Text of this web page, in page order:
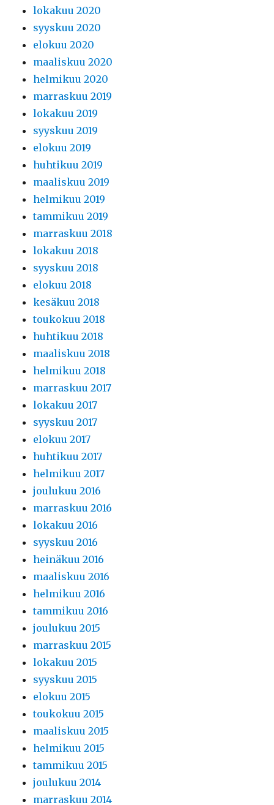
lokakuu 2020
syyskuu 2020
elokuu 2020
maaliskuu 2020
helmikuu 2020
marraskuu 2019
lokakuu 2019
syyskuu 2019
elokuu 2019
huhtikuu 2019
maaliskuu 2019
helmikuu 2019
tammikuu 2019
marraskuu 2018
lokakuu 2018
syyskuu 2018
elokuu 2018
kesäkuu 2018
toukokuu 2018
huhtikuu 2018
maaliskuu 2018
helmikuu 2018
marraskuu 2017
lokakuu 2017
syyskuu 2017
elokuu 2017
huhtikuu 2017
helmikuu 2017
joulukuu 2016
marraskuu 2016
lokakuu 2016
syyskuu 2016
heinäkuu 2016
maaliskuu 2016
helmikuu 2016
tammikuu 2016
joulukuu 2015
marraskuu 2015
lokakuu 2015
syyskuu 2015
elokuu 2015
toukokuu 2015
maaliskuu 2015
helmikuu 2015
tammikuu 2015
joulukuu 2014
marraskuu 2014